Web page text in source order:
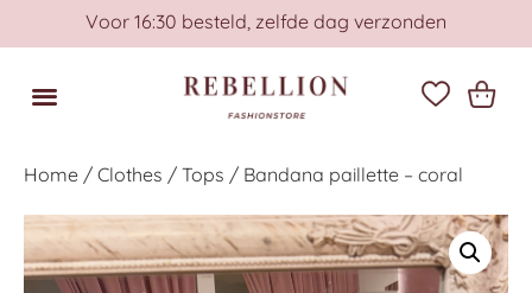
Voor 16:30 besteld, zelfde dag verzonden
Home / Clothes / Tops / Bandana paillette – coral